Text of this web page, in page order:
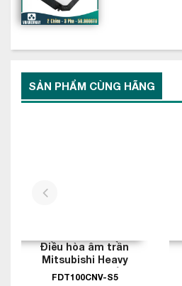
SẢN PHẨM CÙNG HÃNG
Điều hòa âm trần
Mitsubishi Heavy
34000BTU 1 chiều
FDT100CNV-S5